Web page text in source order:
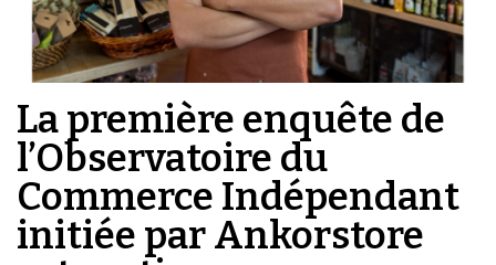
La première enquête de
l’Observatoire du
Commerce Indépendant
initiée par Ankorstore